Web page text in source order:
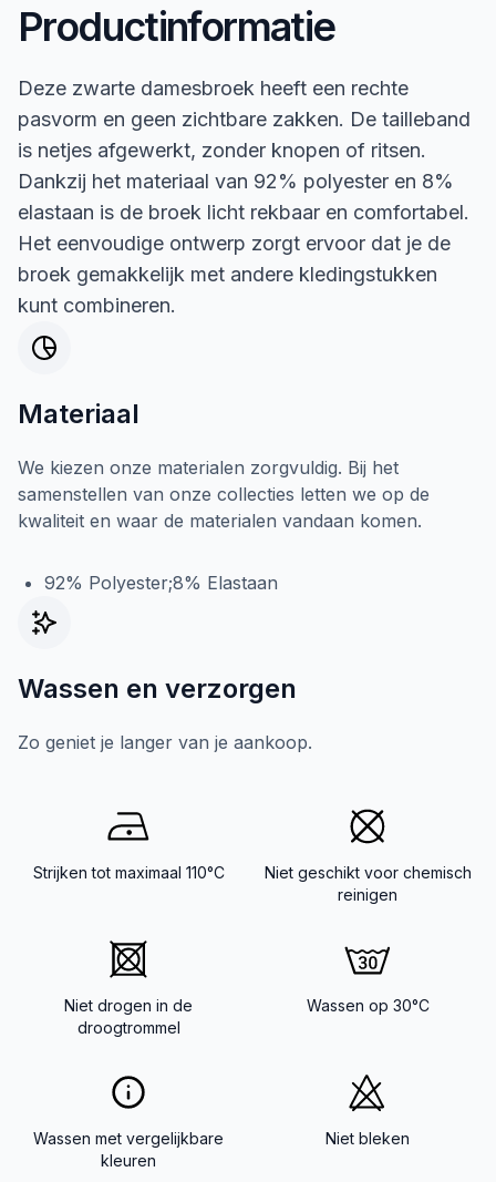
Productinformatie
Deze zwarte damesbroek heeft een rechte
pasvorm en geen zichtbare zakken. De tailleband
is netjes afgewerkt, zonder knopen of ritsen.
Dankzij het materiaal van 92% polyester en 8%
elastaan is de broek licht rekbaar en comfortabel.
Het eenvoudige ontwerp zorgt ervoor dat je de
broek gemakkelijk met andere kledingstukken
kunt combineren.
Materiaal
We kiezen onze materialen zorgvuldig. Bij het
samenstellen van onze collecties letten we op de
kwaliteit en waar de materialen vandaan komen.
92% Polyester;8% Elastaan
Wassen en verzorgen
Zo geniet je langer van je aankoop.
Strijken tot maximaal 110°C
Niet geschikt voor chemisch
reinigen
Niet drogen in de
droogtrommel
Wassen op 30°C
Wassen met vergelijkbare
kleuren
Niet bleken